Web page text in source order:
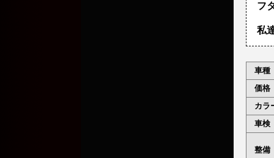
フ
私
車種
価格
カラ
車検
整備